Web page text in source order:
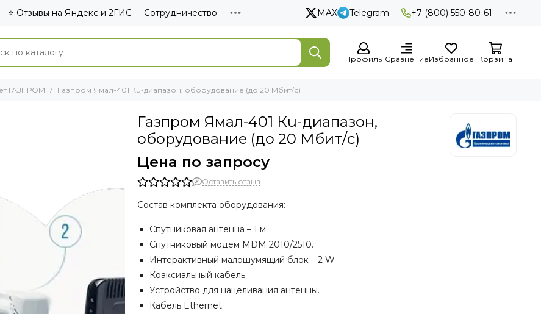
⭐ Отзывы на Яндекс и 2ГИС Сотрудничество MAX Telegram +7 (800) 550-80-61
Профиль СравнениеИзбранное Корзина
ГАЗПРОМ Газпром Ямал-401 Кu-диапазон, оборудование (до 20 Мбит/с)
Газпром Ямал-401 Кu-диапазон,
оборудование (до 20 Мбит/с)
Цена по запросу
Оставить отзыв
Состав комплекта оборудования:
Спутниковая антенна – 1 м.
Спутниковый модем MDM 2010/2510.
Интерактивный малошумящий блок – 2 W
Коаксиальный кабель.
Устройство для нацеливания антенны.
Кабель Ethernet.